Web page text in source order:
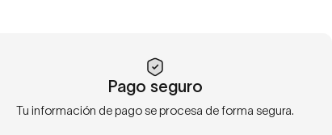
Pago seguro
Tu información de pago se procesa de forma segura.